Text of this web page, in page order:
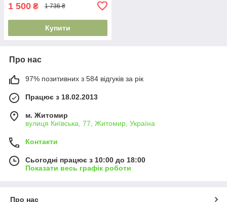
1 500 ₴ 1 736 ₴
Купити
Про нас
97% позитивних з 584 відгуків за рік
Працює з 18.02.2013
м. Житомир
вулиця Київська, 77, Житомир, Україна
Контакти
Сьогодні працює з 10:00 до 18:00
Показати весь графік роботи
Про нас